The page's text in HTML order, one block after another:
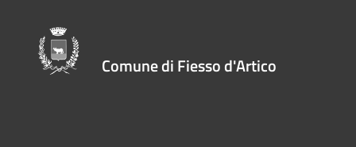
Comune di Fiesso d'Artico